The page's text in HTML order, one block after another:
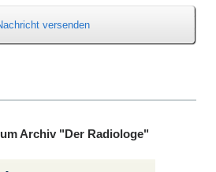
versenden
Archiv "Der Radiologe"